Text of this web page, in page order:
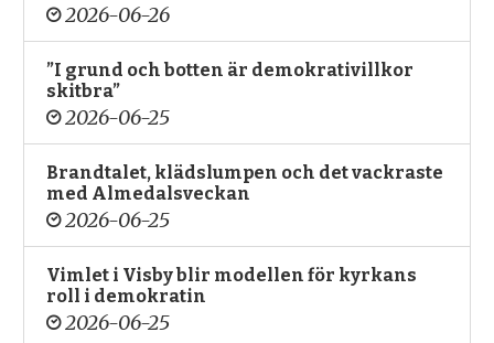
2026-06-26
”I grund och botten är demokrativillkor
skitbra”
2026-06-25
Brandtalet, klädslumpen och det vackraste
med Almedalsveckan
2026-06-25
Vimlet i Visby blir modellen för kyrkans
roll i demokratin
2026-06-25